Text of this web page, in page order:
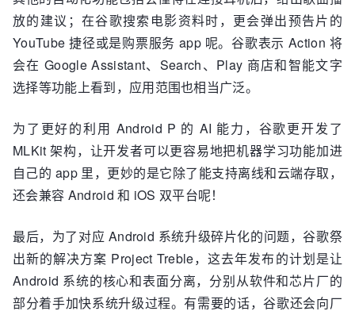
放的建议；在谷歌搜索电影资料时，更会弹出预告片的
YouTube 捷径或是购票服务 app 呢。谷歌表示 Action 将
会在 Google Assistant、Search、Play 商店和智能文字
选择等功能上看到，应用范围也相当广泛。
为了更好的利用 Android P 的 AI 能力，谷歌更开发了
MLKit 架构，让开发者可以更容易地把机器学习功能加进
自己的 app 里，更妙的是它除了能支持离线和云端存取，
还会兼容 Android 和 iOS 双平台呢！
最后，为了对应 Android 系统升级碎片化的问题，谷歌祭
出新的解决方案 Project Treble，这去年发布的计划是让
Android 系统的核心和表面分离，分别从软件和芯片厂的
部分着手加快系统升级过程。有需要的话，谷歌还会向厂